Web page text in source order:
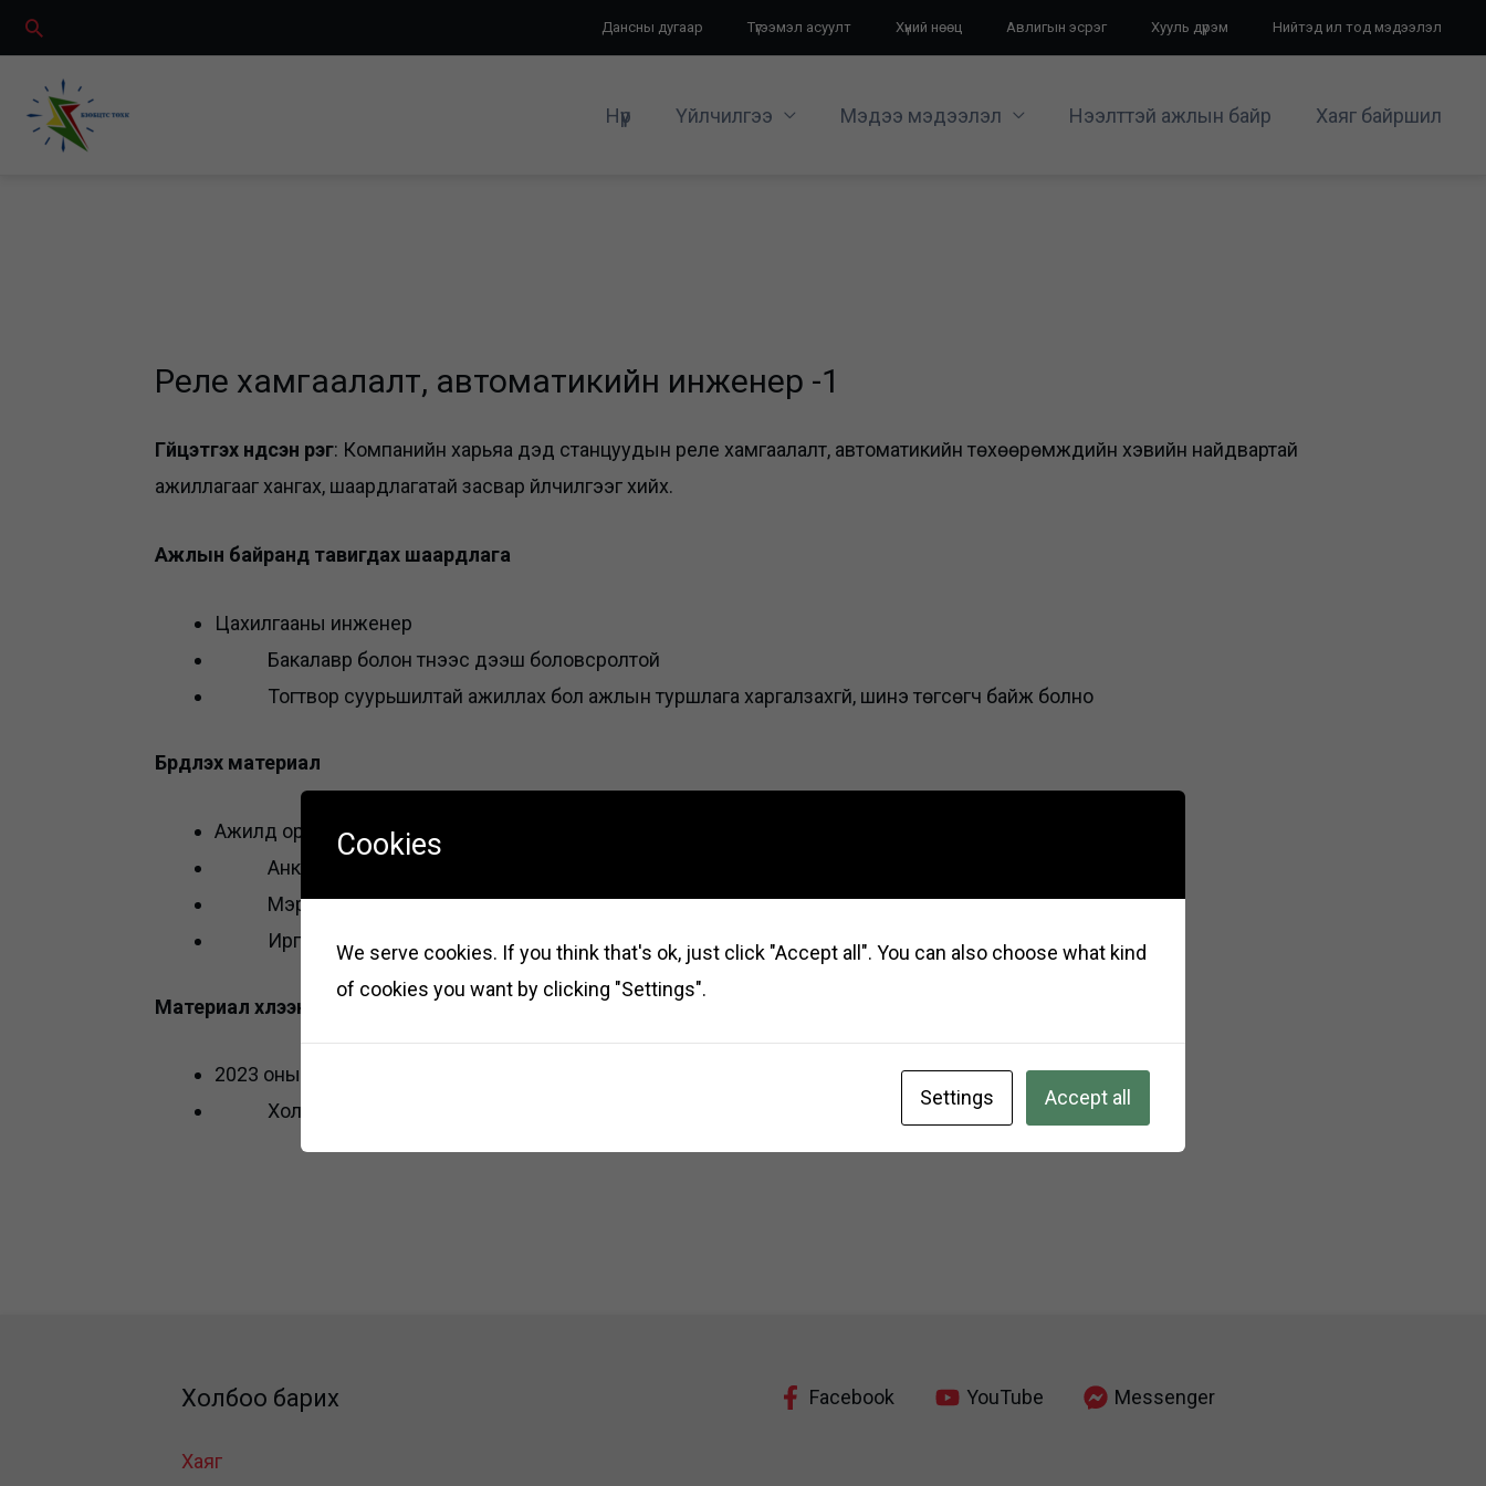
Skip
to
content
Search Дансны дугаар Түгээмэл асуулт Хүний нөөц Авлигын эсрэг Хууль дүрэм Нийтэд ил тод мэдээлэл
Нүүр Үйлчилгээ Мэдээ мэдээлэл Нээлттэй ажлын байр Хаяг байршил
Реле хамгаалалт, автоматикийн инженер -1
Гүйцэтгэх үндсэн үүрэг: Компанийн харьяа дэд станцуудын реле хамгаалалт, автоматикийн төхөөрөмжүүдийн хэвийн найдвартай
ажиллагааг хангах, шаардлагатай засвар үйлчилгээг хийх.
Ажлын байранд тавигдах шаардлага
Цахилгааны инженер
Бакалавр болон түүнээс дээш боловсролтой
Тогтвор суурьшилтай ажиллах бол ажлын туршлага харгалзахгүй, шинэ төгсөгч байж болно
Бүрдүүлэх материал
Ажилд орохыг хүссэн гар өргөдөл
Анкет
Мэргэжлийн үнэмлэхний хуулбар
Иргэний үнэмлэхний хуулбар
Материал хүлээн авах
2023 оны 05-р сарын 10-ний өдрийг дуустал.
Холбоо барих: 7021-0167
Холбоо барих
Хаяг
Facebook YouTube Messenger
Cookies
We serve cookies. If you think that's ok, just click "Accept all". You can also choose what kind
of cookies you want by clicking "Settings".
Settings Accept all